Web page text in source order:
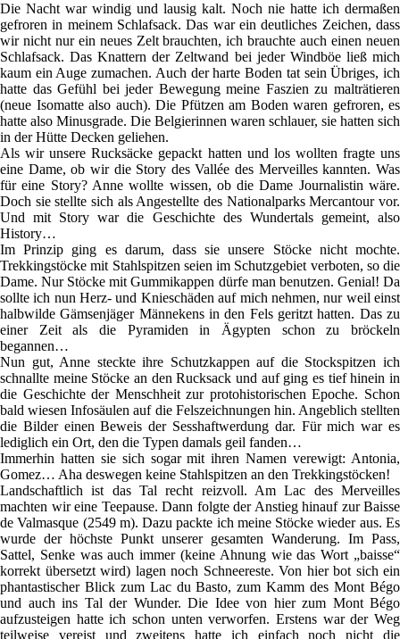
Die Nacht war windig und lausig kalt. Noch nie hatte ich dermaßen
gefroren in meinem Schlafsack. Das war ein deutliches Zeichen, dass
wir nicht nur ein neues Zelt brauchten, ich brauchte auch einen neuen
Schlafsack. Das Knattern der Zeltwand bei jeder Windböe ließ mich
kaum ein Auge zumachen. Auch der harte Boden tat sein Übriges, ich
hatte das Gefühl bei jeder Bewegung meine Faszien zu malträtieren
(neue Isomatte also auch). Die Pfützen am Boden waren gefroren, es
hatte also Minusgrade. Die Belgierinnen waren schlauer, sie hatten sich
in der Hütte Decken geliehen.
Als wir unsere Rucksäcke gepackt hatten und los wollten fragte uns
eine Dame, ob wir die Story des Vallée des Merveilles kannten. Was
für eine Story? Anne wollte wissen, ob die Dame Journalistin wäre.
Doch sie stellte sich als Angestellte des Nationalparks Mercantour vor.
Und mit Story war die Geschichte des Wundertals gemeint, also
History…
Im Prinzip ging es darum, dass sie unsere Stöcke nicht mochte.
Trekkingstöcke mit Stahlspitzen seien im Schutzgebiet verboten, so die
Dame. Nur Stöcke mit Gummikappen dürfe man benutzen. Genial! Da
sollte ich nun Herz- und Knieschäden auf mich nehmen, nur weil einst
halbwilde Gämsenjäger Männekens in den Fels geritzt hatten. Das zu
einer Zeit als die Pyramiden in Ägypten schon zu bröckeln
begannen…
Nun gut, Anne steckte ihre Schutzkappen auf die Stockspitzen ich
schnallte meine Stöcke an den Rucksack und auf ging es tief hinein in
die Geschichte der Menschheit zur protohistorischen Epoche. Schon
bald wiesen Infosäulen auf die Felszeichnungen hin. Angeblich stellten
die Bilder einen Beweis der Sesshaftwerdung dar. Für mich war es
lediglich ein Ort, den die Typen damals geil fanden…
Immerhin hatten sie sich sogar mit ihren Namen verewigt: Antonia,
Gomez… Aha deswegen keine Stahlspitzen an den Trekkingstöcken!
Landschaftlich ist das Tal recht reizvoll. Am Lac des Merveilles
machten wir eine Teepause. Dann folgte der Anstieg hinauf zur Baisse
de Valmasque (2549 m). Dazu packte ich meine Stöcke wieder aus. Es
wurde der höchste Punkt unserer gesamten Wanderung. Im Pass,
Sattel, Senke was auch immer (keine Ahnung wie das Wort „baisse“
korrekt übersetzt wird) lagen noch Schneereste. Von hier bot sich ein
phantastischer Blick zum Lac du Basto, zum Kamm des Mont Bégo
und auch ins Tal der Wunder. Die Idee von hier zum Mont Bégo
aufzusteigen hatte ich schon unten verworfen. Erstens war der Weg
teilweise vereist und zweitens hatte ich einfach noch nicht die